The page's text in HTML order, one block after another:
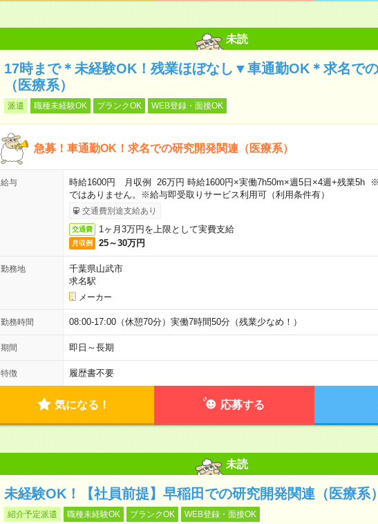
未読
17時まで＊未経験OK！残業ほぼなし▼車通勤OK＊求名で
（医療系）
派遣 職種未経験OK ブランクOK WEB登録・面接OK
急募！車通勤OK！求名での研究開発関連（医療系）
給与
時給1600円 月収例 26万円 時給1600円×実働7h50m×週5日×4週+残業5h
ではありません。※給与即受取りサービス利用可（利用条件有）
交通費別途支給あり
交通費 1ヶ月3万円を上限として実費支給
月収例 25～30万円
勤務地
千葉県山武市
求名駅
メーカー
勤務時間 08:00-17:00（休憩70分）実働7時間50分（残業少なめ！）
期間 即日～長期
特徴 履歴書不要
気になる！ 応募する
未読
未経験OK！【社員前提】早稲田での研究開発関連（医療系）
紹介予定派遣 職種未経験OK ブランクOK WEB登録・面接OK